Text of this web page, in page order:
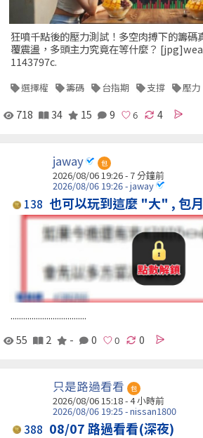
狂噴千點後的壓力測試！多空肉搏下的籌碼
覆震盪，多頭主力究竟在等什麼？
1143797c.
選擇權 籌碼 台指期 支撐 壓力
718 34 15 9 4
jaway 包
2026/08/06 19:26 - 7 分鐘前
2026/08/06 19:26 - jaway
138 也可以玩到這麼 "大" , 包
....................................
55
2 - 0 0
只是路過看看 包
2026/08/06 15:18 -4 小時前
2026/08/06 19:25 - nissan1800
388 08/07 路過看看(深夜)